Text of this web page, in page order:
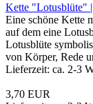
Kette "Lotusblüte"
Eine schöne Kette
auf dem eine
Lotusblüte
von Körper, Rede
Lieferzeit: ca. 2-3
3,70 EUR